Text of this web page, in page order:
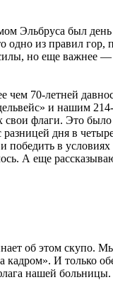
Эльбруса был
из правил
но еще важнее
70-летней
и нашим
флаги. Это
дня в
в
А еще
об этом скупо.
И только
нашей